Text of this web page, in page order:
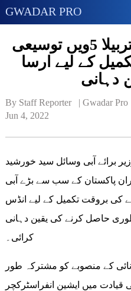
GWADAR PRO
وزیر آبی وسائل کی تربیلا 5ویں توسیعی
کے لیے ارسا
دہانی
By Staff Reporter   | Gwadar Pro
Jun 4, 2022
برائے آبی وسائل سید خورشید
پاکستان کے سب سے بڑے آبی
منصوبے کی بروقت تکمیل کے لیے انڈس
حاصل کرنے کی یقین دہانی
کرائی۔
کے منصوبے کو مشترکہ طور
قیادت میں ایشین انفراسٹرکچر